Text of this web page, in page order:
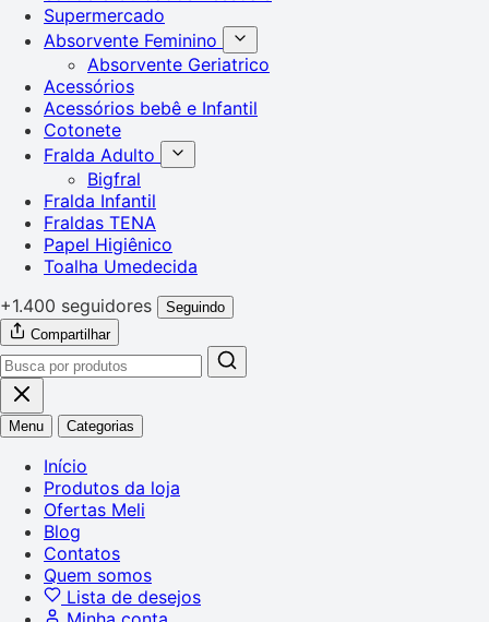
Supermercado
Absorvente Feminino
Absorvente Geriatrico
Acessórios
Acessórios bebê e Infantil
Cotonete
Fralda Adulto
Bigfral
Fralda Infantil
Fraldas TENA
Papel Higiênico
Toalha Umedecida
+1.400 seguidores
Seguindo
Compartilhar
Menu Categorias
Início
Produtos da loja
Ofertas Meli
Blog
Contatos
Quem somos
Lista de desejos